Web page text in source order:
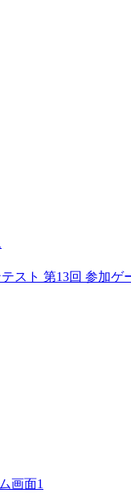
スト 第13回 参加ゲ